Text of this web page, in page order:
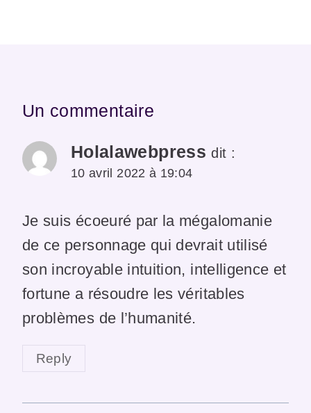
Un commentaire
Holalawebpress dit :
10 avril 2022 à 19:04
Je suis écoeuré par la mégalomanie
de ce personnage qui devrait utilisé
son incroyable intuition, intelligence et
fortune a résoudre les véritables
problèmes de l’humanité.
Reply